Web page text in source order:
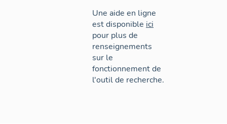
Une aide en ligne
est disponible ici
pour plus de
renseignements
sur le
fonctionnement de
l'outil de recherche.